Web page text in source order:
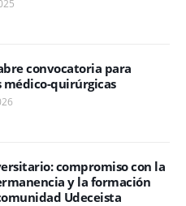
convocatoria para
médico-quirúrgicas
compromiso con la
y la formación
Udeceista